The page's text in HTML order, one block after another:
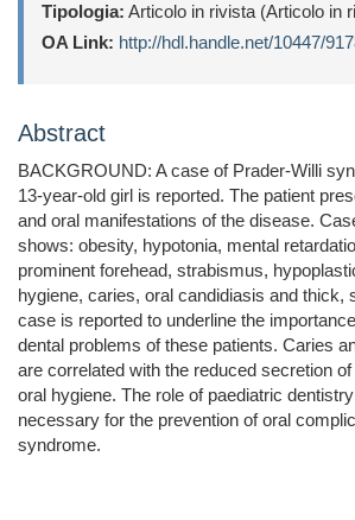
Tipologia: Articolo in rivista (Articolo in
OA Link: http://hdl.handle.net/10447/
Abstract
BACKGROUND: A case of Prader-Willi
13-year-old girl is reported. The patient
and oral manifestations of the disease.
shows: obesity, hypotonia, mental
prominent forehead, strabismus,
hygiene, caries, oral candidiasis and thick,
case is reported to underline the
dental problems of these patients. Caries
are correlated with the reduced secretion
oral hygiene. The role of paediatric
necessary for the prevention of oral
syndrome.